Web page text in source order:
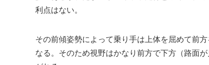
利点はない。
その前傾姿勢によって乗り手は上体を屈めて前
なる。そのため視野はかなり前方で下方（路面